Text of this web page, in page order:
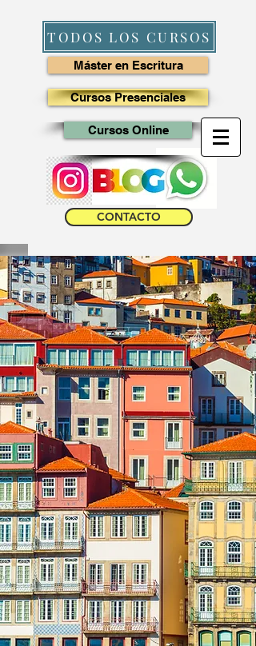
TODOS LOS CURSOS
Máster en Escritura
Cursos Presenciales
Cursos Online
CONTACTO